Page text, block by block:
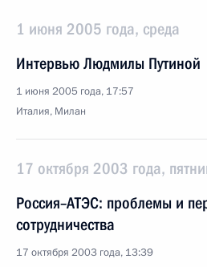
1 июня 2005 года, среда
Интервью Людмилы Путиной
1 июня 2005 года, 17:57
Италия, Милан
17 октября 2003 года,
Россия–АТЭС: проблемы и
сотрудничества
17 октября 2003 года, 13:39